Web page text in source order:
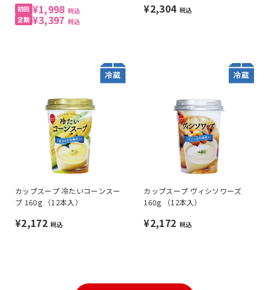
¥1,998 税込
¥3,397 税込
¥2,304 税込
カップスープ 冷たいコーンスー
プ 160g （12本入）
¥2,172 税込
カップスープ ヴィシソワーズ
160g （12本入）
¥2,172 税込